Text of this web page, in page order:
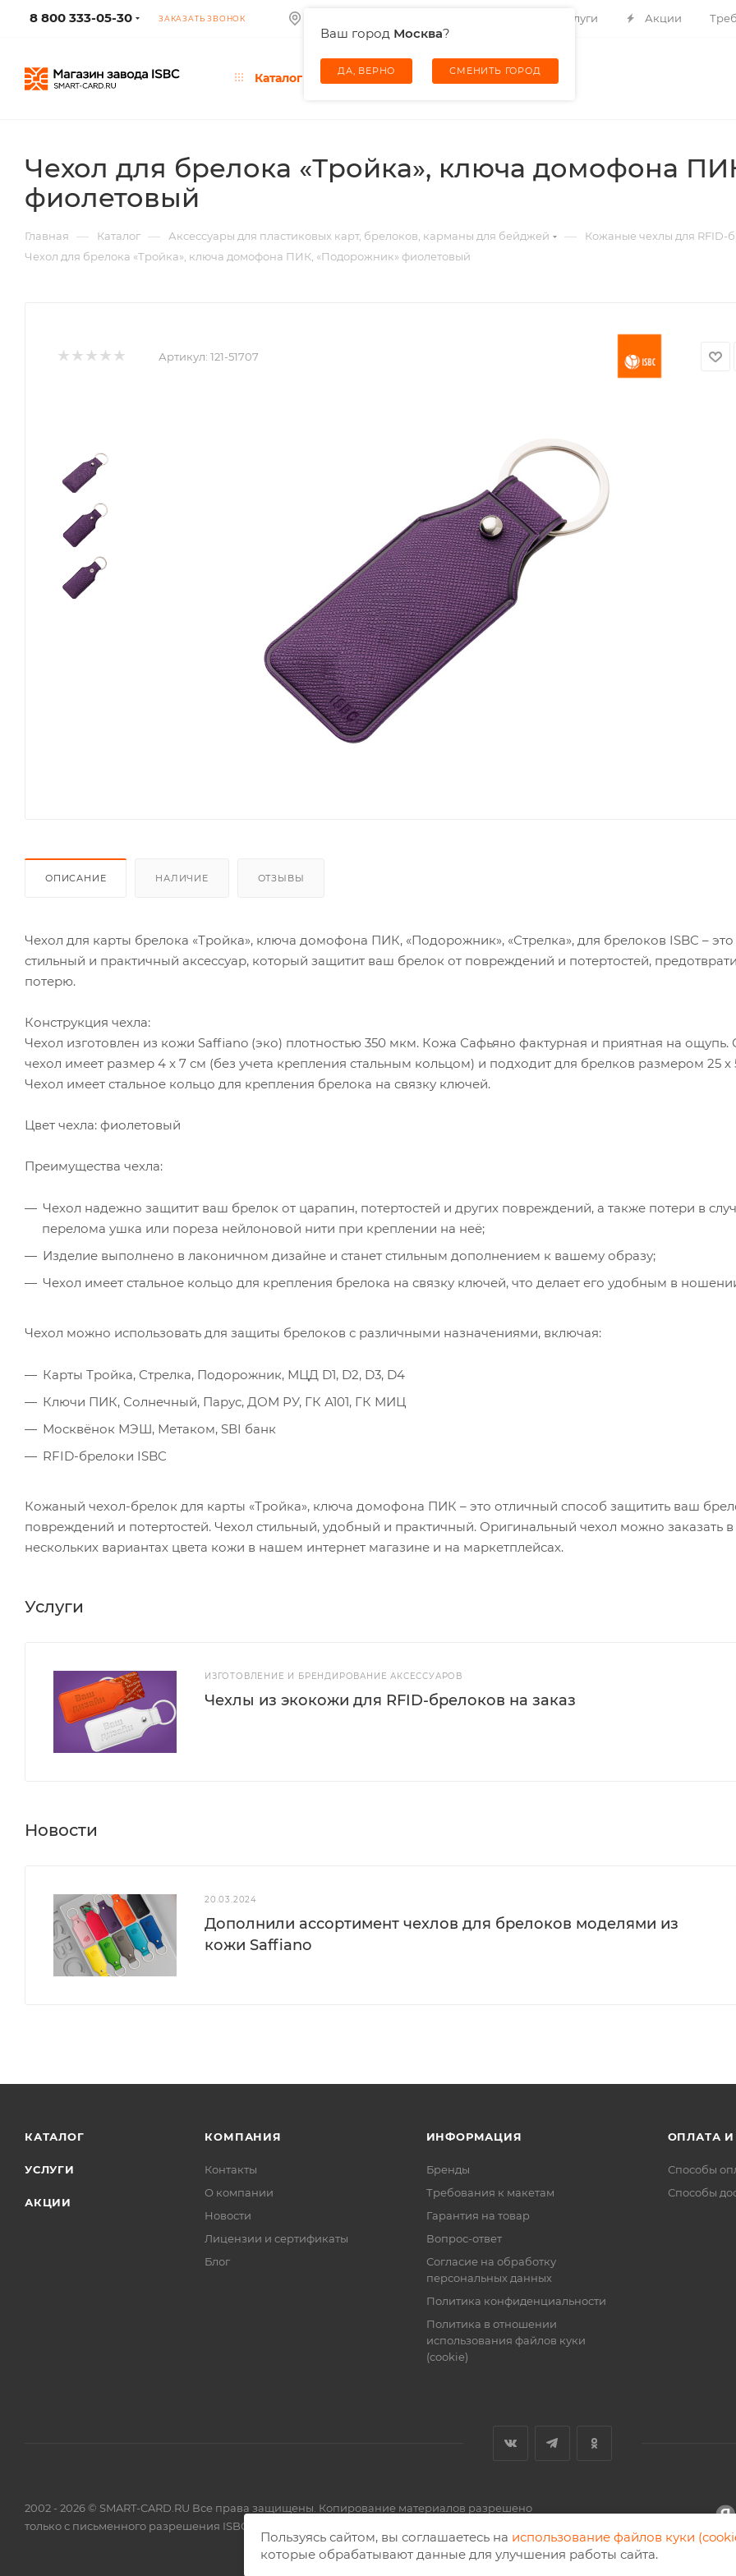
8 800 333-05-30 ЗАКАЗАТЬ ЗВОНОК
Ваш город Москва?
ДА, ВЕРНО СМЕНИТЬ ГОРОД
Услуги Акции
Каталог
Чехол для брелока «Тройка», ключа домофона
фиолетовый
Главная — Каталог — Аксессуары для пластиковых карт, брелоков, карманы для бейджей — Кожаные чехлы для RFID-
Чехол для брелока «Тройка», ключа домофона ПИК, «Подорожник» фиолетовый
Артикул: 121-51707
ОПИСАНИЕ НАЛИЧИЕ ОТЗЫВЫ
Чехол для карты брелока «Тройка», ключа домофона ПИК, «Подорожник», «Стрелка», для брелоков ISBC – это
стильный и практичный аксессуар, который защитит ваш брелок от повреждений и потертостей,
потерю.
Конструкция чехла:
Чехол изготовлен из кожи Saffiano (эко) плотностью 350 мкм. Кожа Сафьяно фактурная и приятная на ощупь.
чехол имеет размер 4 x 7 см (без учета крепления стальным кольцом) и подходит для брелков размером 25 х
Чехол имеет стальное кольцо для крепления брелока на связку ключей.
Цвет чехла: фиолетовый
Преимущества чехла:
Чехол надежно защитит ваш брелок от царапин, потертостей и других повреждений, а также потери в
перелома ушка или пореза нейлоновой нити при креплении на неё;
Изделие выполнено в лаконичном дизайне и станет стильным дополнением к вашему образу;
Чехол имеет стальное кольцо для крепления брелока на связку ключей, что делает его удобным в
Чехол можно использовать для защиты брелоков с различными назначениями, включая:
Карты Тройка, Стрелка, Подорожник, МЦД D1, D2, D3, D4
Ключи ПИК, Солнечный, Парус, ДОМ РУ, ГК А101, ГК МИЦ
Москвёнок МЭШ, Метаком, SВI банк
RFID-брелоки ISBC
Кожаный чехол-брелок для карты «Тройка», ключа домофона ПИК – это отличный способ защитить ваш
повреждений и потертостей. Чехол стильный, удобный и практичный. Оригинальный чехол можно заказать в
нескольких вариантах цвета кожи в нашем интернет магазине и на маркетплейсах.
Услуги
ИЗГОТОВЛЕНИЕ И БРЕНДИРОВАНИЕ АКСЕССУАРОВ
Чехлы из экокожи для RFID-брелоков на заказ
Новости
20.03.2024
Дополнили ассортимент чехлов для брелоков моделями из
кожи Saffiano
КАТАЛОГ
УСЛУГИ
АКЦИИ
КОМПАНИЯ
Контакты
О компании
Новости
Лицензии и сертификаты
Блог
ИНФОРМАЦИЯ
Бренды
Требования к макетам
Гарантия на товар
Вопрос-ответ
Согласие на обработку
персональных данных
Политика конфиденциальности
Политика в отношении
использования файлов куки
(cookie)
ОПЛАТА
Способы
Способы
2002 - 2026 © SMART-CARD.RU Все права защищены. Копирование материалов разрешено
только с письменного разрешения ISBC.
Пользуясь сайтом, вы соглашаетесь на использование файлов куки
которые обрабатывают данные для улучшения работы сайта.